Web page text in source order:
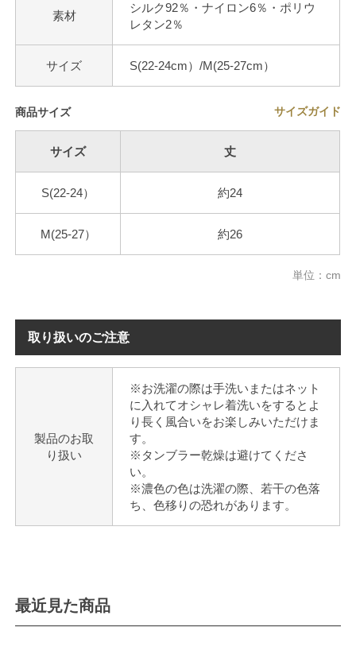
素材
シルク92％・ナイロン6％・ポリウ
レタン2％
サイズ S(22-24cm）/M(25-27cm）
商品サイズ サイズガイド
サイズ 丈
S(22-24） 約24
M(25-27） 約26
単位：cm
取り扱いのご注意
製品のお取
り扱い
※お洗濯の際は手洗いまたはネット
に入れてオシャレ着洗いをするとよ
り長く風合いをお楽しみいただけま
す。
※タンブラー乾燥は避けてくださ
い。
※濃色の色は洗濯の際、若干の色落
ち、色移りの恐れがあります。
最近見た商品